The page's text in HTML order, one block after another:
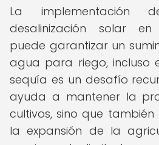
La implementación
desalinización solar
puede garantizar un
agua para riego, incluso
sequía es un desafío
ayuda a mantener la
cultivos, sino que
la expansión de la